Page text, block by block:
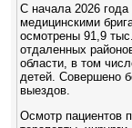
С начала 2026
медицинскими
осмотрены 91,9
отдаленных
области, в том
детей. Cовершено
выездов.
Осмотр пациентов